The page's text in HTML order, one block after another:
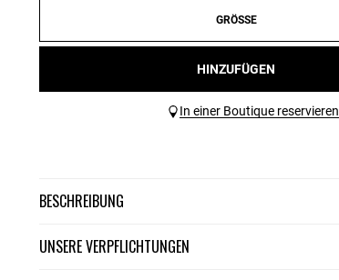
GRÖSSE
HINZUFÜGEN
In einer Boutique reservieren
BESCHREIBUNG
UNSERE VERPFLICHTUNGEN